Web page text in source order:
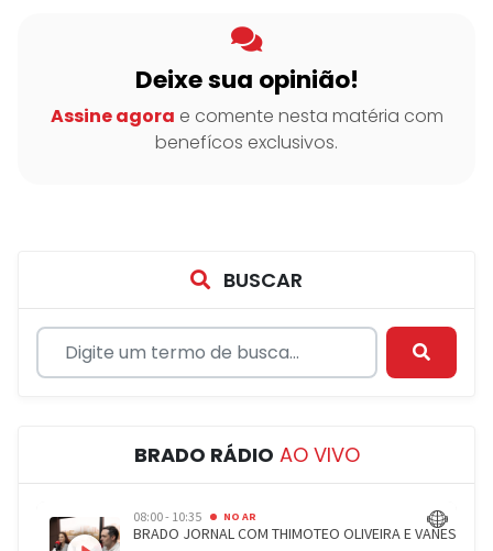
Deixe sua opinião!
Assine agora e comente nesta matéria com
benefícos exclusivos.
BUSCAR
BRADO RÁDIO AO VIVO